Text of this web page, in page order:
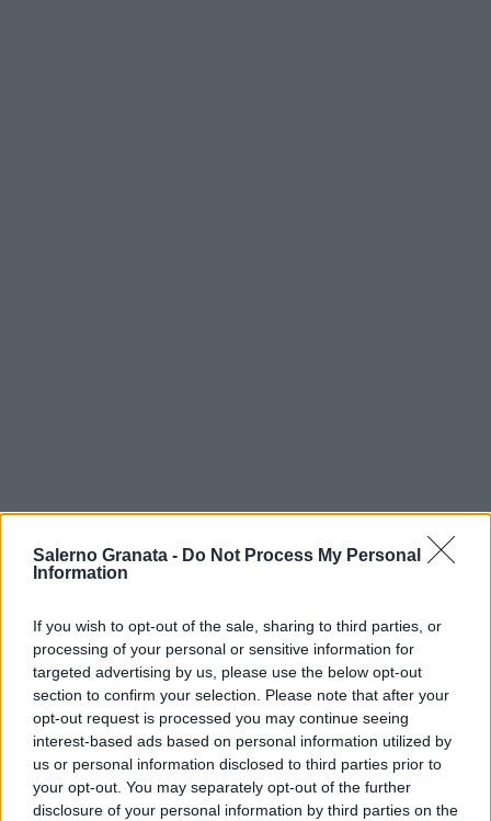
Salerno Granata - Do Not Process My Personal
Information
If you wish to opt-out of the sale, sharing to third parties, or
processing of your personal or sensitive information for
targeted advertising by us, please use the below opt-out
section to confirm your selection. Please note that after your
opt-out request is processed you may continue seeing
interest-based ads based on personal information utilized by
us or personal information disclosed to third parties prior to
your opt-out. You may separately opt-out of the further
disclosure of your personal information by third parties on the